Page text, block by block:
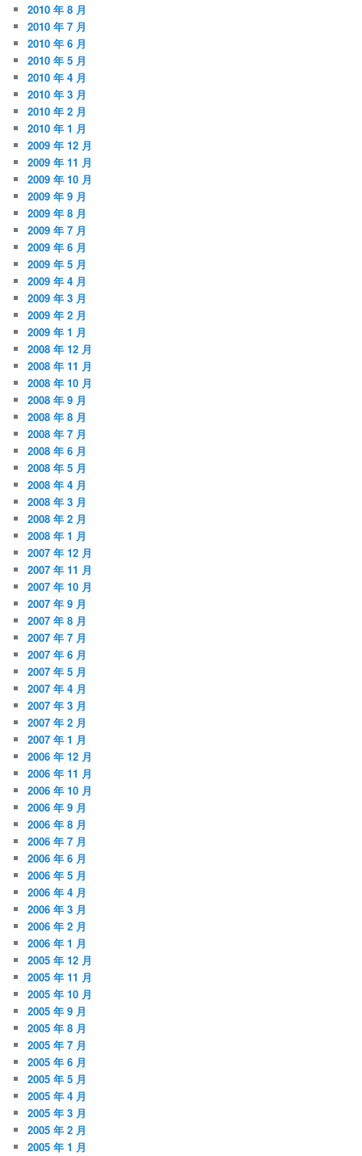
2010 年 8 月
2010 年 7 月
2010 年 6 月
2010 年 5 月
2010 年 4 月
2010 年 3 月
2010 年 2 月
2010 年 1 月
2009 年 12 月
2009 年 11 月
2009 年 10 月
2009 年 9 月
2009 年 8 月
2009 年 7 月
2009 年 6 月
2009 年 5 月
2009 年 4 月
2009 年 3 月
2009 年 2 月
2009 年 1 月
2008 年 12 月
2008 年 11 月
2008 年 10 月
2008 年 9 月
2008 年 8 月
2008 年 7 月
2008 年 6 月
2008 年 5 月
2008 年 4 月
2008 年 3 月
2008 年 2 月
2008 年 1 月
2007 年 12 月
2007 年 11 月
2007 年 10 月
2007 年 9 月
2007 年 8 月
2007 年 7 月
2007 年 6 月
2007 年 5 月
2007 年 4 月
2007 年 3 月
2007 年 2 月
2007 年 1 月
2006 年 12 月
2006 年 11 月
2006 年 10 月
2006 年 9 月
2006 年 8 月
2006 年 7 月
2006 年 6 月
2006 年 5 月
2006 年 4 月
2006 年 3 月
2006 年 2 月
2006 年 1 月
2005 年 12 月
2005 年 11 月
2005 年 10 月
2005 年 9 月
2005 年 8 月
2005 年 7 月
2005 年 6 月
2005 年 5 月
2005 年 4 月
2005 年 3 月
2005 年 2 月
2005 年 1 月